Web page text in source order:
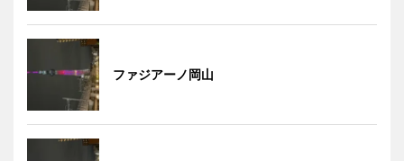
ファジアーノ岡山